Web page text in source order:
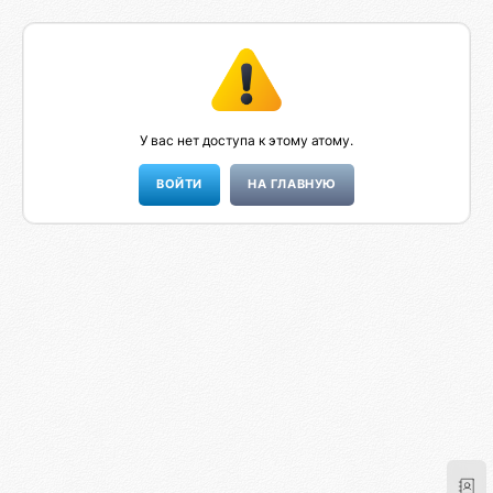
У вас нет доступа к этому атому.
НА ГЛАВНУЮ